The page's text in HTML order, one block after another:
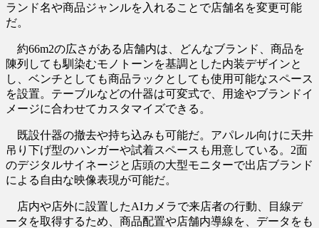
ランド名や商品ジャンルを入れることで店舗名を変更可能
だ。
約66m2の広さがある店舗内は、どんなブランド、商品を
陳列しても馴染むモノトーンを基調とした内装デザインと
し、ベンチとしても商品ラックとしても使用可能なスペース
を設置。テーブルなどの什器は可変式で、用途やブランドイ
メージに合わせてカスタマイズできる。
既設什器の撤去や持ち込みも可能だ。アパレル向けに天井
吊り下げ型のハンガーや試着スペースも用意している。2面
のデジタルサイネージと店頭の大型モニターで出店ブランド
による自由な映像表現が可能だ。
店内や店外に設置したAIカメラで来店者の行動、目線デ
ータを取得するため、商品配置や店舗内導線を、データをも